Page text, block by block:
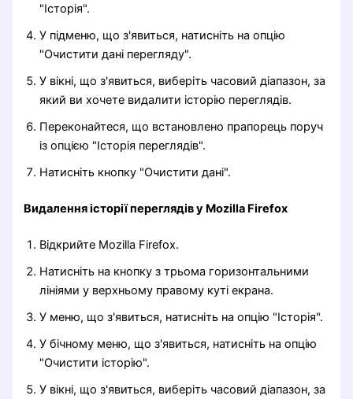
"Історія".
У підменю, що з'явиться, натисніть на опцію
"Очистити дані перегляду".
У вікні, що з'явиться, виберіть часовий діапазон, за
який ви хочете видалити історію переглядів.
Переконайтеся, що встановлено прапорець поруч
із опцією "Історія переглядів".
Натисніть кнопку "Очистити дані".
Видалення історії переглядів у Mozilla Firefox
Відкрийте Mozilla Firefox.
Натисніть на кнопку з трьома горизонтальними
лініями у верхньому правому куті екрана.
У меню, що з'явиться, натисніть на опцію "Історія".
У бічному меню, що з'явиться, натисніть на опцію
"Очистити історію".
У вікні, що з'явиться, виберіть часовий діапазон, за